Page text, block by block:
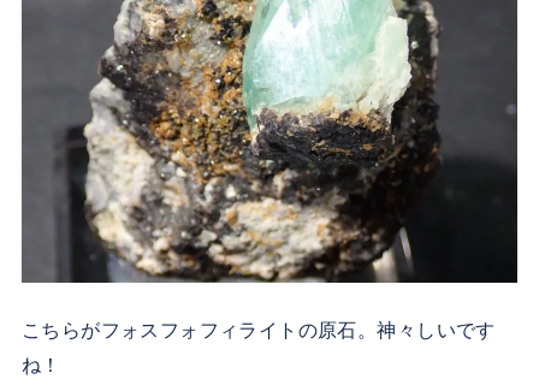
こちらがフォスフォフィライトの原石。神々しいです
ね！